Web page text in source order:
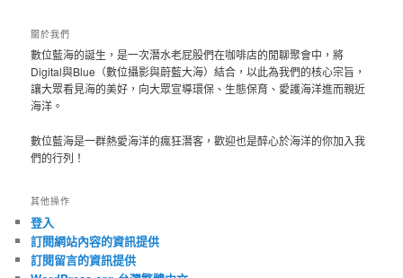
關於我們
數位藍海的誕生，是一次潛水老屁股們在咖啡店的閒聊聚會中，將
Digital與Blue（數位攝影與蔚藍大海）結合，以此為我們的核心宗旨，
讓大眾看見海的美好，向大眾宣導環保、生態保育、愛護海洋進而親近
海洋。
數位藍海是一群熱愛海洋的瘋狂潛客，歡迎也是醉心於海洋的你加入我
們的行列！
其他操作
登入
訂閱網站內容的資訊提供
訂閱留言的資訊提供